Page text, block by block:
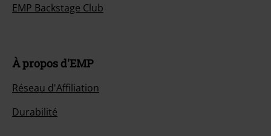
EMP Backstage Club
À propos d'EMP
Réseau d'Affiliation
Durabilité